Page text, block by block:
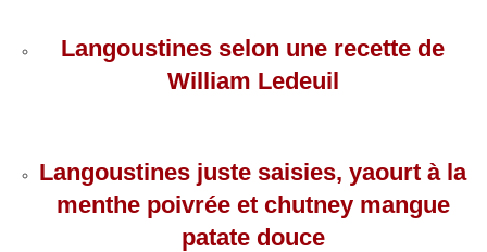
Langoustines selon une recette de
William Ledeuil
Langoustines juste saisies, yaourt à la
menthe poivrée et chutney mangue
patate douce